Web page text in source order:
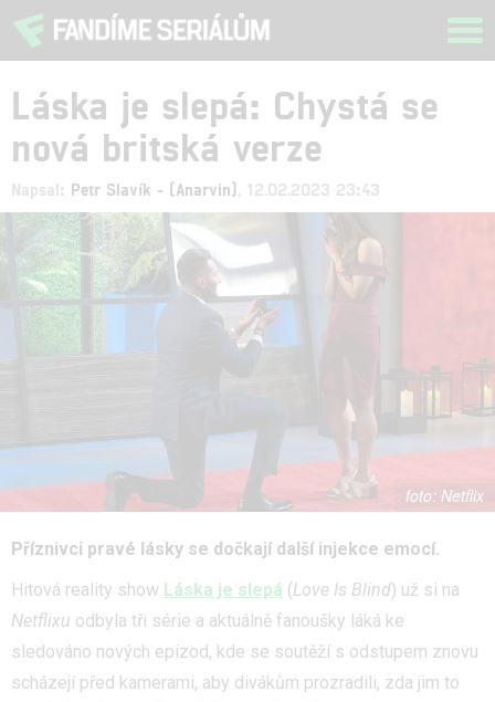
Láska je slepá: Chystá se
nová britská verze
Napsal: Petr Slavík - (Anarvin) , 12.02.2023 23:43
Netflix
Příznivci pravé lásky se dočkají další injekce emocí.
Hitová reality show Láska je slepá (Love Is Blind) už si na
Netflixu odbyla tři série a aktuálně fanoušky láká ke
sledováno nových epizod, kde se soutěží s odstupem znovu
scházejí před kamerami, aby divákům prozradili, zda jim to